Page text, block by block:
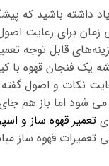
داشته باشید که
برای رعایت
قابل توجه
یک فنجان قهوه با
نکات و اصول
می شود اما باز هم
تعمیر قهوه ساز و
تعمیرات قهوه ساز